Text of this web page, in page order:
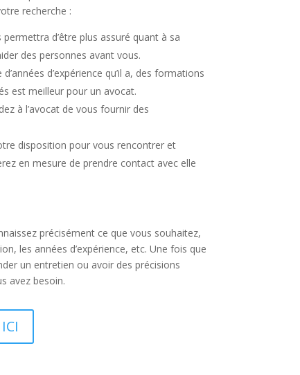
recherche :
d’être plus assuré quant à sa
des personnes avant vous.
d’expérience qu’il a, des formations
est meilleur pour un avocat.
à l’avocat de vous fournir des
disposition pour vous rencontrer et
en mesure de prendre contact avec elle
précisément ce que vous souhaitez,
les années d’expérience, etc. Une fois que
un entretien ou avoir des précisions
avez besoin.